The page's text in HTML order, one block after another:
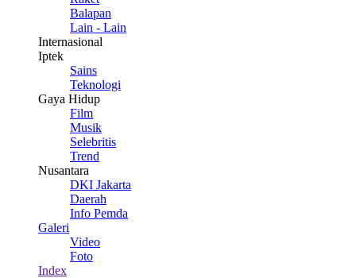
Balapan
Lain - Lain
Internasional
Iptek
Sains
Teknologi
Gaya Hidup
Film
Musik
Selebritis
Trend
Nusantara
DKI Jakarta
Daerah
Info Pemda
Galeri
Video
Foto
Index